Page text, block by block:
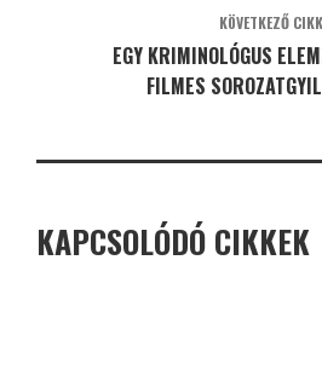
KÖVETKEZŐ CIKK
EGY KRIMINOLÓGUS
FILMES
KAPCSOLÓDÓ CIKKEK